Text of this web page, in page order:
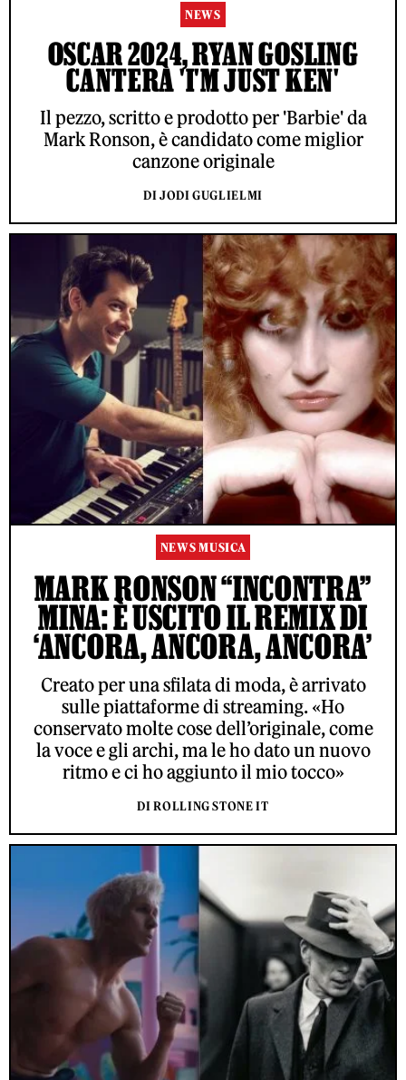
NEWS
OSCAR 2024, RYAN GOSLING
CANTERÀ 'I'M JUST KEN'
Il pezzo, scritto e prodotto per 'Barbie' da
Mark Ronson, è candidato come miglior
canzone originale
DI JODI GUGLIELMI
NEWS MUSICA
MARK RONSON “INCONTRA”
MINA: È USCITO IL REMIX DI
‘ANCORA, ANCORA, ANCORA’
Creato per una sfilata di moda, è arrivato
sulle piattaforme di streaming. «Ho
conservato molte cose dell’originale, come
la voce e gli archi, ma le ho dato un nuovo
ritmo e ci ho aggiunto il mio tocco»
DI ROLLING STONE IT